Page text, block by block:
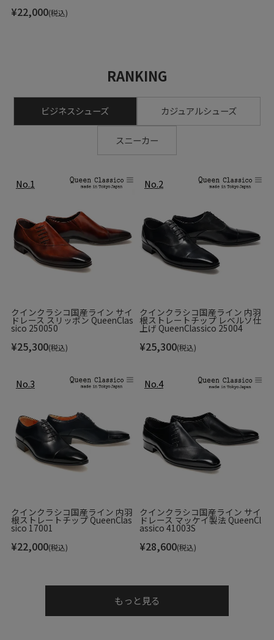
¥22,000(税込)
RANKING
ビジネスシューズ カジュアルシューズ
スニーカー
クインクラシコ国産ライン サイ
ドレース スリッポン QueenClas
sico 250050
¥25,300(税込)
クインクラシコ国産ライン 内羽
根ストレートチップ レベルソ仕
上げ QueenClassico 25004
¥25,300(税込)
クインクラシコ国産ライン 内羽
根ストレートチップ QueenClas
sico 17001
¥22,000(税込)
クインクラシコ国産ライン サイ
ドレース マッケイ製法 QueenCl
assico 41003S
¥28,600(税込)
もっと見る